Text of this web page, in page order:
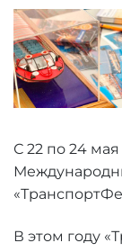
С 22 по 24
В этом году